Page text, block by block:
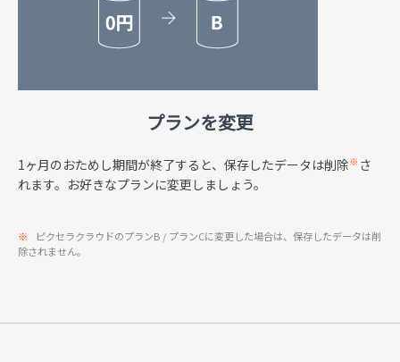
プランを変更
1ヶ月のおためし期間が終了すると、保存したデータは削除※ さ
れます。お好きなプランに変更しましょう。
※
ピクセラクラウドのプランB / プランCに変更した場合は、保存したデータは削
除されません。